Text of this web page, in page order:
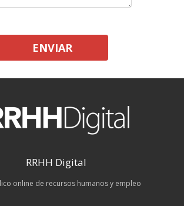
ENVIAR
RRHH Digital
online de recursos humanos y empleo